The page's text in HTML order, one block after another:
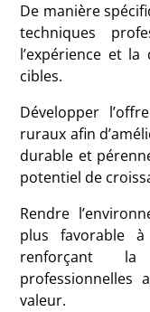
De manière
techniques
l’expérience et
cibles.
Développer
ruraux afin
durable et
potentiel de
Rendre
plus favorable à
renforçant
professionnelles
valeur.